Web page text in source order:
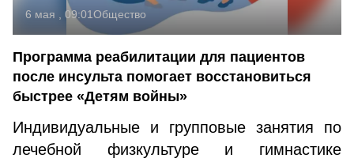
6 мая , 09:01Общество
Программа реабилитации для пациентов
после инсульта помогает восстановиться
быстрее «Детям войны»
Индивидуальные и групповые занятия по
лечебной физкультуре и гимнастике